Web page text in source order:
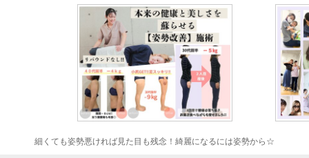
細くても姿勢悪ければ見た目も残念！綺麗になるには姿勢から☆